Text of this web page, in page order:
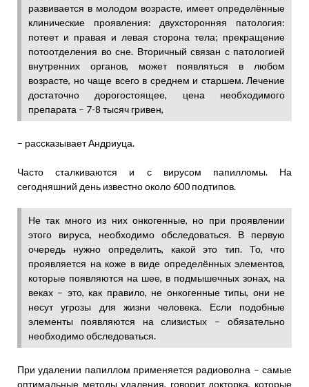
развивается в молодом возрасте, имеет определённые
клинические проявления: двухсторонняя патология:
потеет и правая и левая сторона тела; прекращение
потоотделения во сне. Вторичный связан с патологией
внутренних органов, может появляться в любом
возрасте, но чаще всего в среднем и старшем. Лечение
достаточно дорогостоящее, цена необходимого
препарата – 7-8 тысяч гривен,
– рассказывает Андриуца.
Часто сталкиваются и с вирусом папилломы. На
сегодняшний день известно около 600 подтипов.
Не так много из них онкогенные, но при проявлении
этого вируса, необходимо обследоваться. В первую
очередь нужно определить, какой это тип. То, что
проявляется на коже в виде определённых элементов,
которые появляются на шее, в подмышечных зонах, на
веках – это, как правило, не онкогенные типы, они не
несут угрозы для жизни человека. Если подобные
элементы появляются на слизистых – обязательно
необходимо обследоваться.
При удалении папиллом применяется радиоволна – самые
оптимальные методы удаления, говорит докторка, которые